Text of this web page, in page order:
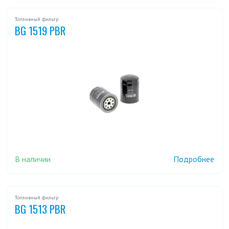
Топливный фильтр
BG 1519 PBR
В наличии Подробнее
Топливный фильтр
BG 1513 PBR